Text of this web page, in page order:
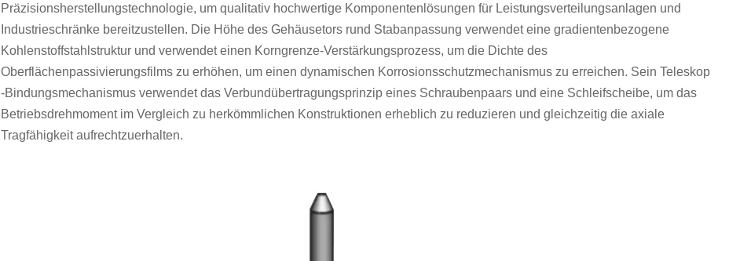
Präzisionsherstellungstechnologie, um qualitativ hochwertige Komponentenlösungen für Leistungsverteilungsanlagen und
Industrieschränke bereitzustellen. Die Höhe des Gehäusetors rund Stabanpassung verwendet eine gradientenbezogene
Kohlenstoffstahlstruktur und verwendet einen Korngrenze-Verstärkungsprozess, um die Dichte des
Oberflächenpassivierungsfilms zu erhöhen, um einen dynamischen Korrosionsschutzmechanismus zu erreichen. Sein Teleskop
-Bindungsmechanismus verwendet das Verbundübertragungsprinzip eines Schraubenpaars und eine Schleifscheibe, um das
Betriebsdrehmoment im Vergleich zu herkömmlichen Konstruktionen erheblich zu reduzieren und gleichzeitig die axiale
Tragfähigkeit aufrechtzuerhalten.